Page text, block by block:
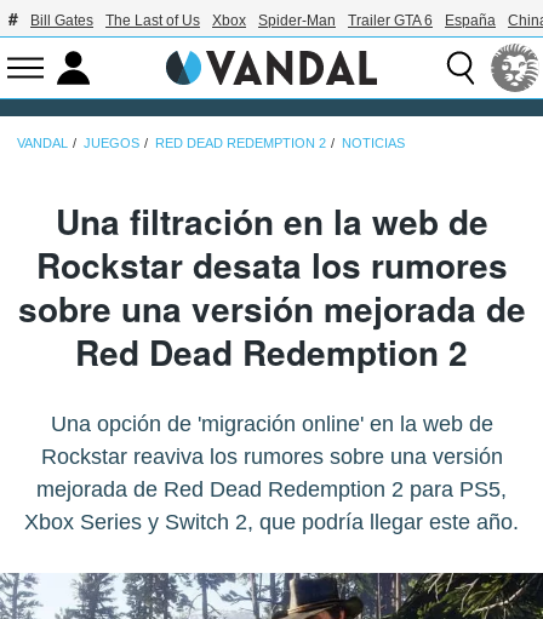
Bill Gates The Last of Us Xbox Spider-Man Trailer GTA 6 España
VANDAL JUEGOS RED DEAD REDEMPTION 2 NOTICIAS
Una filtración en la web de
Rockstar desata los rumores
sobre una versión mejorada de
Red Dead Redemption 2
Una opción de 'migración online' en la web de
Rockstar reaviva los rumores sobre una versión
mejorada de Red Dead Redemption 2 para PS5,
Xbox Series y Switch 2, que podría llegar este año.